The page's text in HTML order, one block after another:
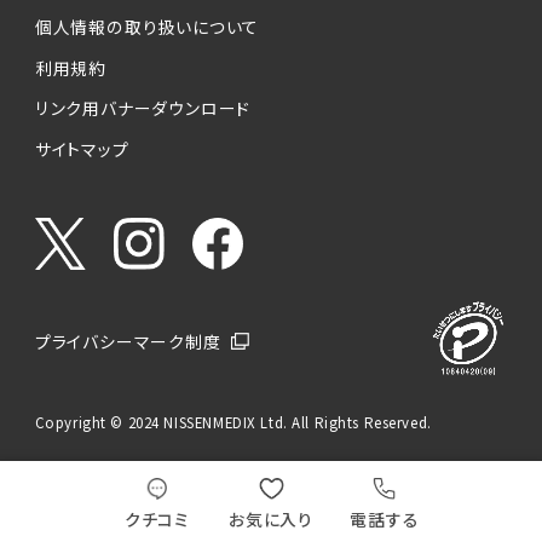
クチコミ お気に入り 電話する
個人情報の取り扱いについて
利用規約
リンク用バナーダウンロード
サイトマップ
プライバシーマーク制度
Copyright © 2024 NISSENMEDIX Ltd. All Rights Reserved.